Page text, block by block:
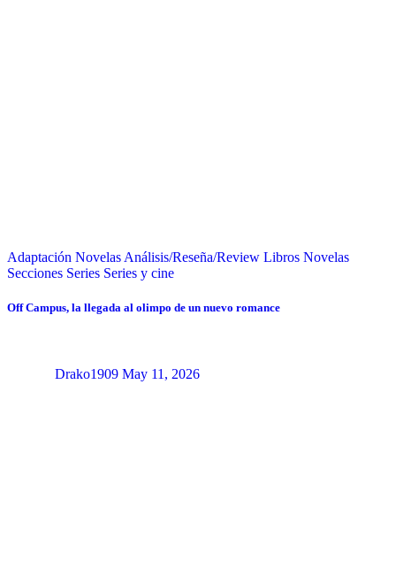
Adaptación Novelas Análisis/Reseña/Review Libros Novelas
Secciones Series Series y cine
Off Campus, la llegada al olimpo de un nuevo romance
Drako1909 May 11, 2026